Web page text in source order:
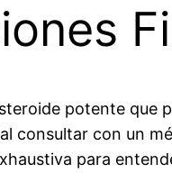
potente que
consultar con un
para